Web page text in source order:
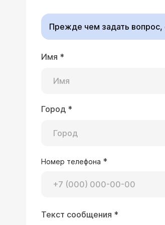
можно сделать?
Несколько дней назад
сказали, что застужен
Судя
20.11.2002 Людмила, 26
Прежде чем задать вопрос,
Имя *
Город *
Номер телефона *
Текст сообщения *